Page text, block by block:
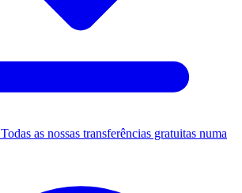
Todas as nossas transferências gratuitas numa